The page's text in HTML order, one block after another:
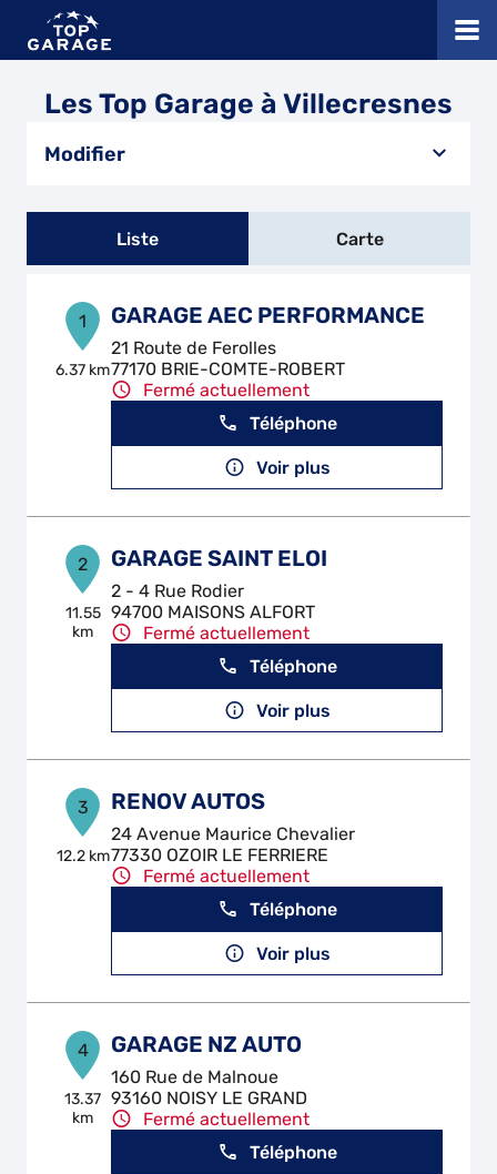
Les Top Garage à Villecresnes
Modifier
Liste Carte
1
6.37 km
GARAGE AEC PERFORMANCE
21 Route de Ferolles
77170 BRIE-COMTE-ROBERT
Fermé actuellement
Téléphone
Voir plus
2
11.55
km
GARAGE SAINT ELOI
2 - 4 Rue Rodier
94700 MAISONS ALFORT
Fermé actuellement
Téléphone
Voir plus
3
12.2 km
RENOV AUTOS
24 Avenue Maurice Chevalier
77330 OZOIR LE FERRIERE
Fermé actuellement
Téléphone
Voir plus
4
13.37
km
GARAGE NZ AUTO
160 Rue de Malnoue
93160 NOISY LE GRAND
Fermé actuellement
Téléphone